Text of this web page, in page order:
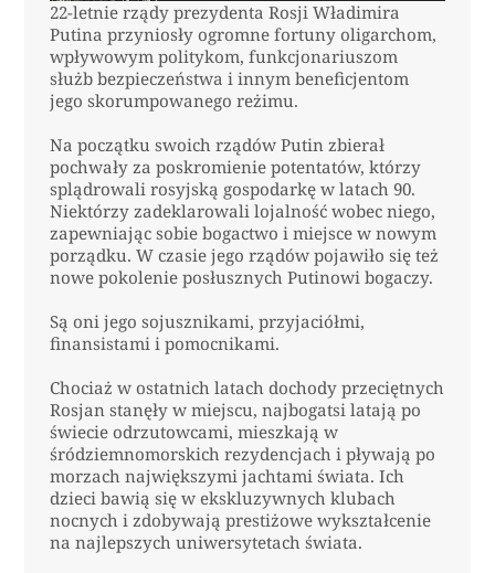
22-letnie rządy prezydenta Rosji Władimira
Putina przyniosły ogromne fortuny oligarchom,
wpływowym politykom, funkcjonariuszom
służb bezpieczeństwa i innym beneficjentom
jego skorumpowanego reżimu.
Na początku swoich rządów Putin zbierał
pochwały za poskromienie potentatów, którzy
splądrowali rosyjską gospodarkę w latach 90.
Niektórzy zadeklarowali lojalność wobec niego,
zapewniając sobie bogactwo i miejsce w nowym
porządku. W czasie jego rządów pojawiło się też
nowe pokolenie posłusznych Putinowi bogaczy.
Są oni jego sojusznikami, przyjaciółmi,
finansistami i pomocnikami.
Chociaż w ostatnich latach dochody przeciętnych
Rosjan stanęły w miejscu, najbogatsi latają po
świecie odrzutowcami, mieszkają w
śródziemnomorskich rezydencjach i pływają po
morzach największymi jachtami świata. Ich
dzieci bawią się w ekskluzywnych klubach
nocnych i zdobywają prestiżowe wykształcenie
na najlepszych uniwersytetach świata.